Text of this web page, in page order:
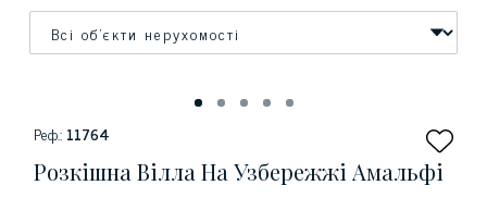
Реф.: 11764
Розкішна Вілла На Узбережжі Амальфі